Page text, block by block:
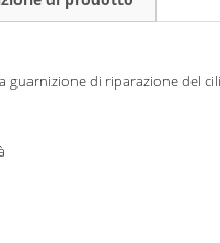
guarnizione di riparazione del